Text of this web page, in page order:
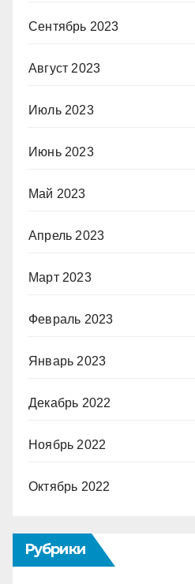
Сентябрь 2023
Август 2023
Июль 2023
Июнь 2023
Май 2023
Апрель 2023
Март 2023
Февраль 2023
Январь 2023
Декабрь 2022
Ноябрь 2022
Октябрь 2022
Рубрики